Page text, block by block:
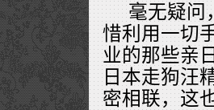
毫无疑问
惜利用一切
业的那些亲
日本走狗汪
密相联，这